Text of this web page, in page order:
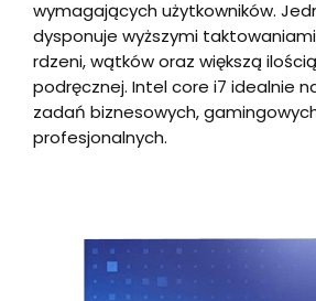
wymagających użytkowników.
dysponuje wyższymi
rdzeni, wątków oraz większą
podręcznej. Intel core i7 idealnie
zadań biznesowych,
profesjonalnych.